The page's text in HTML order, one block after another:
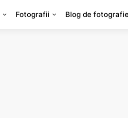
Fotografii Blog de fotografie